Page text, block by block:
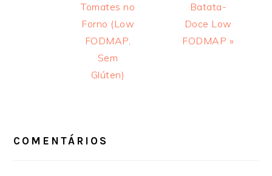
Tomates no
Forno (Low
FODMAP,
Sem
Glúten)
Batata-
Doce Low
FODMAP »
LEITOR
COMENTÁRIOS